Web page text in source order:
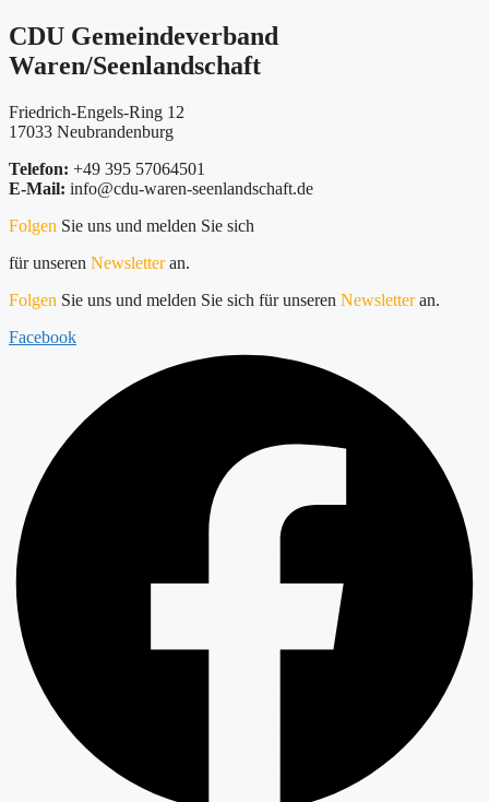
CDU Gemeindeverband
Waren/Seenlandschaft
Friedrich-Engels-Ring 12
17033 Neubrandenburg
Telefon: +49 395 57064501
E-Mail: info@cdu-waren-seenlandschaft.de
Folgen Sie uns und melden Sie sich
für unseren Newsletteran.
Folgen Sie uns und melden Sie sich für unseren Newsletteran.
Facebook